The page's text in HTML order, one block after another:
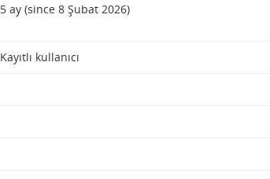
5 ay (since 8 Şubat 2026)
Kayıtlı kullanıcı